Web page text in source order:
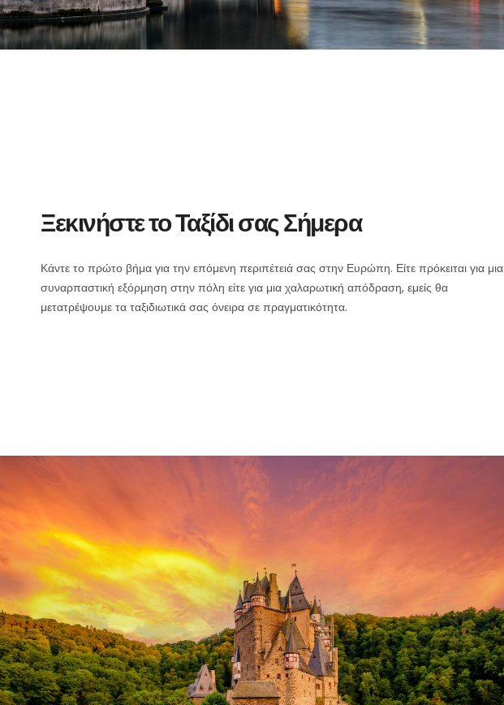
Ξεκινήστε το Ταξίδι σας Σήμερα
Κάντε το πρώτο βήμα για την επόμενη περιπέτειά σας στην Ευρώπη. Είτε πρόκειται για μια
συναρπαστική εξόρμηση στην πόλη είτε για μια χαλαρωτική απόδραση, εμείς θα
μετατρέψουμε τα ταξιδιωτικά σας όνειρα σε πραγματικότητα.